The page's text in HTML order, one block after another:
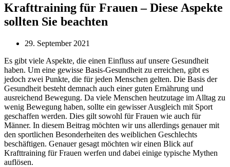
Krafttraining für Frauen – Diese Aspekte
sollten Sie beachten
29. September 2021
Es gibt viele Aspekte, die einen Einfluss auf unsere Gesundheit
haben. Um eine gewisse Basis-Gesundheit zu erreichen, gibt es
jedoch zwei Punkte, die für jeden Menschen gelten. Die Basis der
Gesundheit besteht demnach auch einer guten Ernährung und
ausreichend Bewegung. Da viele Menschen heutzutage im Alltag zu
wenig Bewegung haben, sollte ein gewisser Ausgleich mit Sport
geschaffen werden. Dies gilt sowohl für Frauen wie auch für
Männer. In diesem Beitrag möchten wir uns allerdings genauer mit
den sportlichen Besonderheiten des weiblichen Geschlechts
beschäftigen. Genauer gesagt möchten wir einen Blick auf
Krafttraining für Frauen werfen und dabei einige typische Mythen
auflösen.